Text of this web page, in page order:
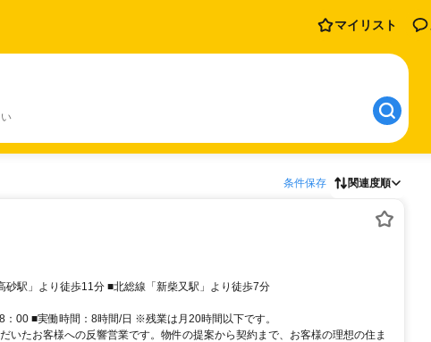
マイリスト
条件保存 関連度順
アクセス: ■京成本線「京成高砂駅」より徒歩11分 ■北総線「新柴又駅」より徒歩7分
00 ■実働時間：8時間/日 ※残業は月20時間以下です。
いたお客様への反響営業です。物件の提案から契約まで、お客様の理想の住ま